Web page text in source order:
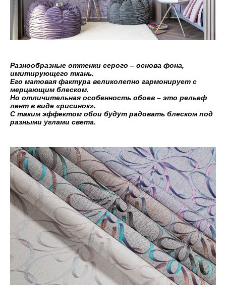
Разнообразные оттенки серого – основа фона,
имитирующего ткань.
Его матовая фактура великолепно гармонирует с
мерцающим блеском.
Но отличительная особенность обоев – это рельеф
лент в виде «рисинок».
С таким эффектом обои будут радовать блеском под
разными углами света.